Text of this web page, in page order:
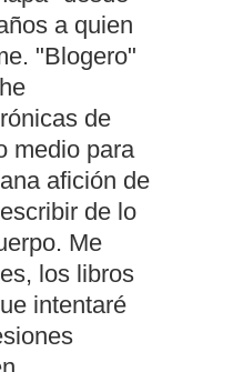
a quien
"Blogero"
de
medio para
afición de
de lo
Me
los libros
intentaré